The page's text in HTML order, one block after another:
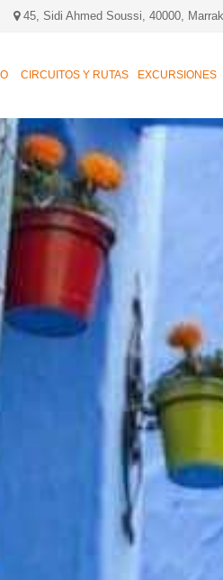
45, Sidi Ahmed Soussi, 40000,
CIRCUITOS Y RUTAS EXCURSIONES